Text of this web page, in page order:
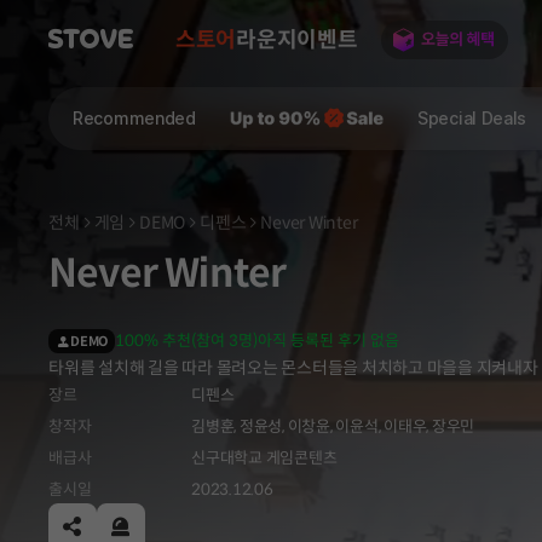
스토어 라운지 이벤트
Recommended Special Deals
전체 게임 DEMO 디펜스 Never Winter
Never Winter
DEMO 100% 추천(참여 3명)아직 등록된 후기 없음
타워를 설치해 길을 따라 몰려오는 몬스터들을 처치하고 마을을 지켜내자
장르
디펜스
창작자
김병훈, 정윤성, 이창윤, 이윤석, 이태우, 장우민
배급사
신구대학교 게임콘텐츠
출시일
2023.12.06
공유하기신고하기